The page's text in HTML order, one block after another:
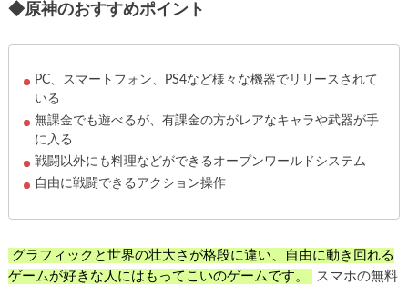
◆原神のおすすめポイント
PC、スマートフォン、PS4など様々な機器でリリースされて
いる
無課金でも遊べるが、有課金の方がレアなキャラや武器が手
に入る
戦闘以外にも料理などができるオープンワールドシステム
自由に戦闘できるアクション操作
グラフィックと世界の壮大さが格段に違い、自由に動き回れる
ゲームが好きな人にはもってこいのゲームです。
スマホの無料